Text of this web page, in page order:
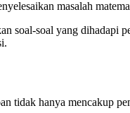
masalah
soal-soal yang dihadapi
tidak hanya mencakup